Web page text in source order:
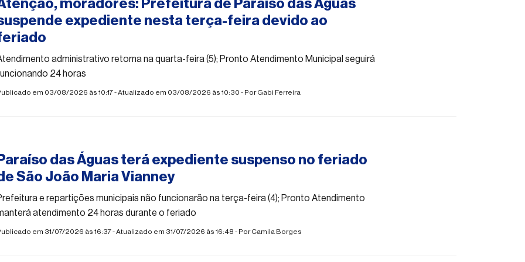
moradores: Prefeitura de Paraíso das Águas
expediente nesta terça-feira devido ao
administrativo retorna na quarta-feira (5); Pronto Atendimento Municipal seguirá
24 horas
em 03/08/2026 às 10:17 - Atualizado em 03/08/2026 às 10:30 - PorGabi Ferreira
das Águas terá expediente suspenso no feriado
São João Maria Vianney
e repartições municipais não funcionarão na terça-feira (4); Pronto Atendimento
atendimento 24 horas durante o feriado
em 31/07/2026 às 16:37 - Atualizado em 31/07/2026 às 16:48 - PorCamila Borges